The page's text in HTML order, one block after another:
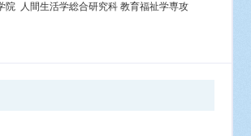
院 人間生活学総合研究科 教育福祉学専攻